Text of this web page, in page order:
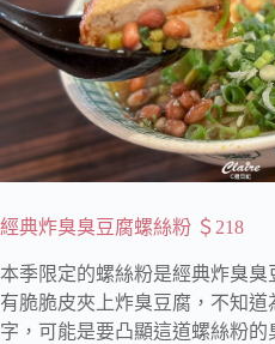
經典炸臭臭豆腐螺絲粉 ＄218
本季限定的螺絲粉是經典炸臭臭
有脆脆皮夾上炸臭豆腐，不知
字，可能是要凸顯這道螺絲粉的